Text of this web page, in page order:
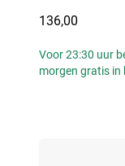
136,00
Voor 23:30 uur
morgen gratis in